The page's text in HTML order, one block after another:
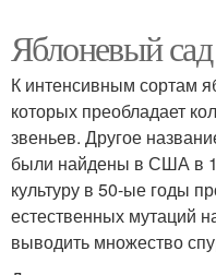
Яблоневый
К интенсивным сортам
которых преобладает
звеньев. Другое
были найдены в США в
культуру в 50-ые годы
естественных мутаций
выводить множество